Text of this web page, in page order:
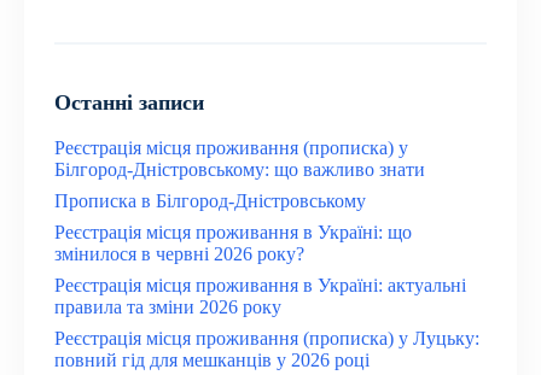
Останні записи
Реєстрація місця проживання (прописка) у
Білгород-Дністровському: що важливо знати
Прописка в Білгород-Дністровському
Реєстрація місця проживання в Україні: що
змінилося в червні 2026 року?
Реєстрація місця проживання в Україні: актуальні
правила та зміни 2026 року
Реєстрація місця проживання (прописка) у Луцьку:
повний гід для мешканців у 2026 році